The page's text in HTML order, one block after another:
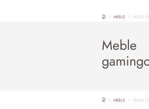
MEBLE MEBLE
Meble
MEBLE MEBLE